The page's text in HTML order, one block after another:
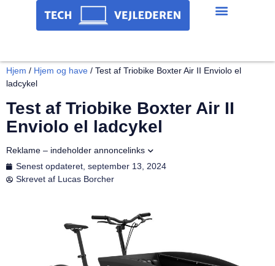
Hjem / Hjem og have / Test af Triobike Boxter Air II Enviolo el
ladcykel
Test af Triobike Boxter Air II
Enviolo el ladcykel
Senest opdateret, september 13, 2024
Skrevet af Lucas Borcher
Reklame – indeholder annoncelinks